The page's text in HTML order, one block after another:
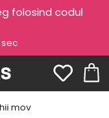
folosind codul
sec
mov